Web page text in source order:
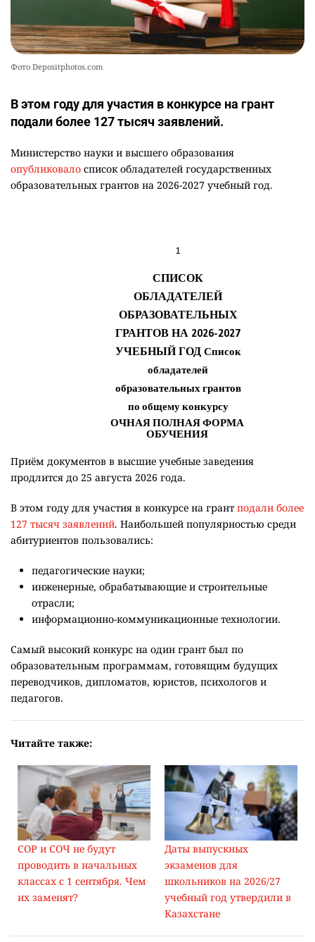
Фото Depositphotos.com
В этом году для участия в конкурсе на грант
подали более 127 тысяч заявлений.
Министерство науки и высшего образования
опубликовало список обладателей государственных
образовательных грантов на 2026-2027 учебный год.
Приём документов в высшие учебные заведения
продлится до 25 августа 2026 года.
В этом году для участия в конкурсе на грант подали более
127 тысяч заявлений. Наибольшей популярностью среди
абитуриентов пользовались:
педагогические науки;
инженерные, обрабатывающие и строительные
отрасли;
информационно-коммуникационные технологии.
Самый высокий конкурс на один грант был по
образовательным программам, готовящим будущих
переводчиков, дипломатов, юристов, психологов и
педагогов.
Читайте также:
СОР и СОЧ не будут
проводить в начальных
классах с 1 сентября. Чем
их заменят?
Даты выпускных
экзаменов для
школьников на 2026/27
учебный год утвердили в
Казахстане